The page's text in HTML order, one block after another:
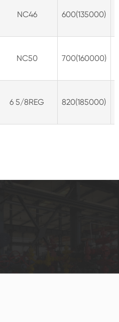
NC46 600(135000)
NC50 700(160000)
6 5/8REG 820(185000)